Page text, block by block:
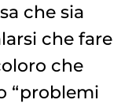
che sia
che fare
che
“problemi